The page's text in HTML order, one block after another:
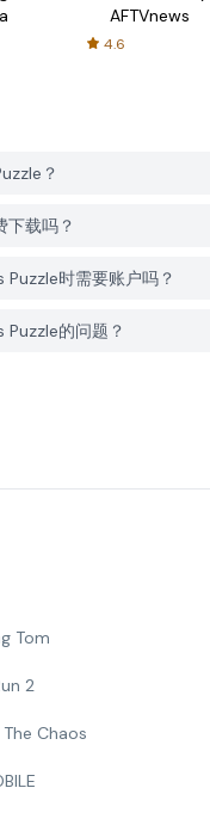
AFTVnews
4.6
？
下载吗？
Puzzle时需要账户吗？
Puzzle的问题？
Tom
2
The Chaos